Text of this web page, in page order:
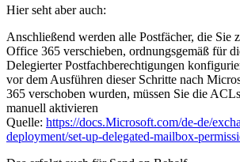
Hier seht aber auch:
Anschließend werden alle Postfächer, die Sie
Office 365 verschieben, ordnungsgemäß für
Delegierter Postfachberechtigungen
vor dem Ausführen dieser Schritte nach
365 verschoben wurden, müssen Sie die
manuell aktivieren
Quelle: https://docs.Microsoft.com/de-de/
deployment/set-up-delegated-mailbox-